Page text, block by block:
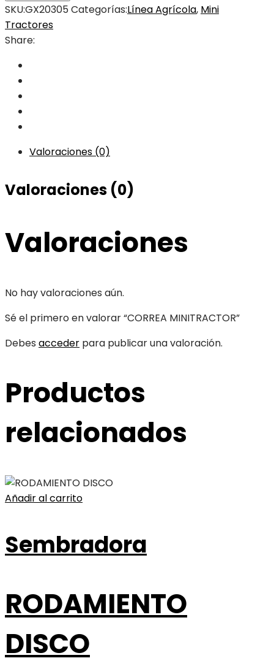
SKU:GX20305 Categorías:Línea Agrícola, Mini
Tractores
Share:
Valoraciones (0)
Valoraciones (0)
Valoraciones
No hay valoraciones aún.
Sé el primero en valorar “CORREA MINITRACTOR”
Debes acceder para publicar una valoración.
Productos
relacionados
Añadir al carrito
Sembradora
RODAMIENTO
DISCO